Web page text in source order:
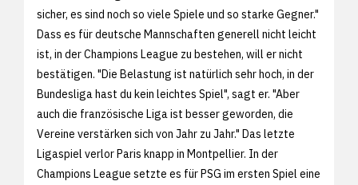
sicher, es sind noch so viele Spiele und so starke Gegner."
Dass es für deutsche Mannschaften generell nicht leicht
ist, in der Champions League zu bestehen, will er nicht
bestätigen. "Die Belastung ist natürlich sehr hoch, in der
Bundesliga hast du kein leichtes Spiel", sagt er. "Aber
auch die französische Liga ist besser geworden, die
Vereine verstärken sich von Jahr zu Jahr." Das letzte
Ligaspiel verlor Paris knapp in Montpellier. In der
Champions League setzte es für PSG im ersten Spiel eine